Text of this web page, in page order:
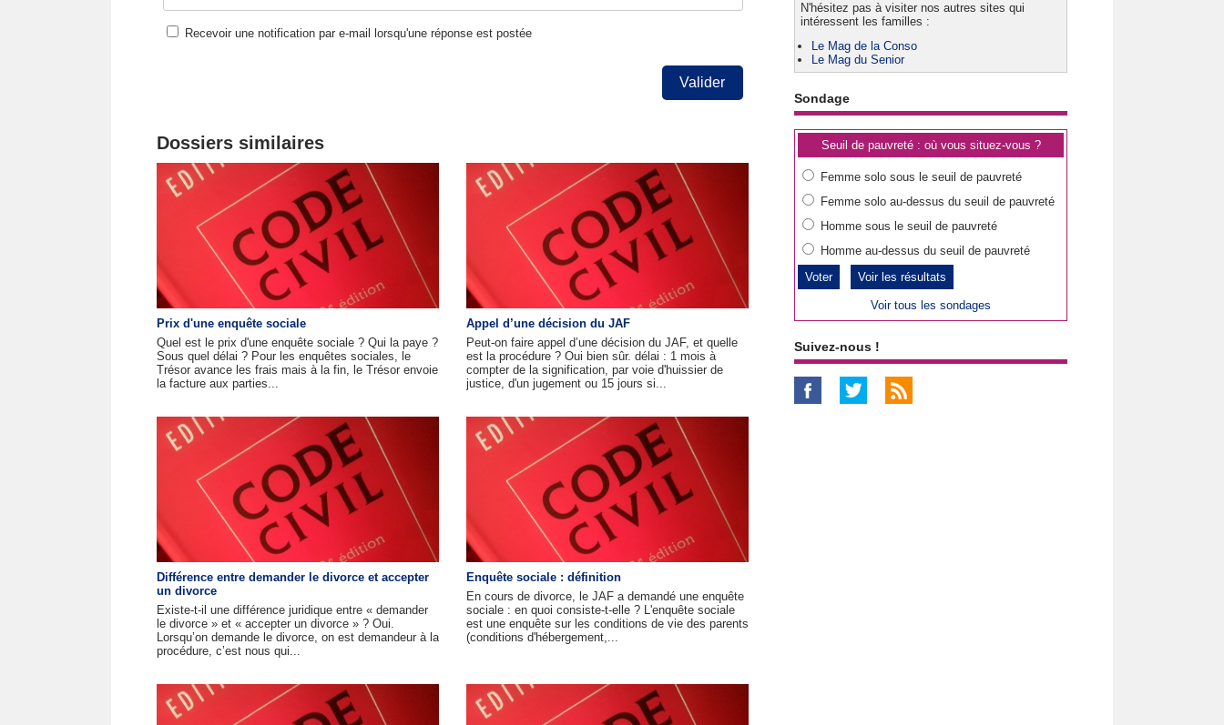
Recevoir une notification par e-mail lorsqu'une réponse est postée
Valider
Dossiers similaires
Prix d'une enquête sociale
Quel est le prix d'une enquête sociale ? Qui la paye ?
Sous quel délai ? Pour les enquêtes sociales, le
Trésor avance les frais mais à la fin, le Trésor envoie
la facture aux parties...
Appel d’une décision du JAF
Peut-on faire appel d’une décision du JAF, et quelle
est la procédure ? Oui bien sûr. délai : 1 mois à
compter de la signification, par voie d'huissier de
justice, d'un jugement ou 15 jours si...
Différence entre demander le divorce et accepter
un divorce
Existe-t-il une différence juridique entre « demander
le divorce » et « accepter un divorce » ? Oui.
Lorsqu’on demande le divorce, on est demandeur à la
procédure, c’est nous qui...
Enquête sociale : définition
En cours de divorce, le JAF a demandé une enquête
sociale : en quoi consiste-t-elle ? L'enquête sociale
est une enquête sur les conditions de vie des parents
(conditions d'hébergement,...
N'hésitez pas à visiter nos autres sites qui
intéressent les familles :
Le Mag de la Conso
Le Mag du Senior
Sondage
Seuil de pauvreté : où vous situez-vous ?
Femme solo sous le seuil de pauvreté
Femme solo au-dessus du seuil de pauvreté
Homme sous le seuil de pauvreté
Homme au-dessus du seuil de pauvreté
Voir les résultats
Voir tous les sondages
Suivez-nous !